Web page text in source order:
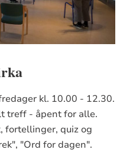
kl. 10.00 - 12.30.
treff - åpent for alle.
fortellinger, quiz og
"Ord for dagen".